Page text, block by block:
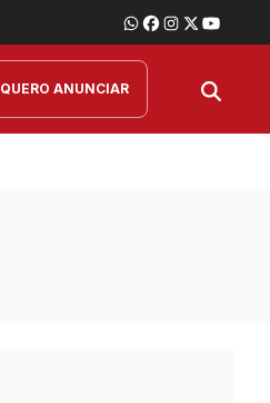
QUERO ANUNCIAR